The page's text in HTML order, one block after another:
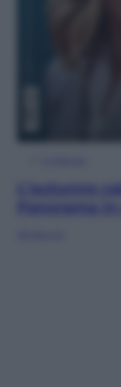
L’autunno